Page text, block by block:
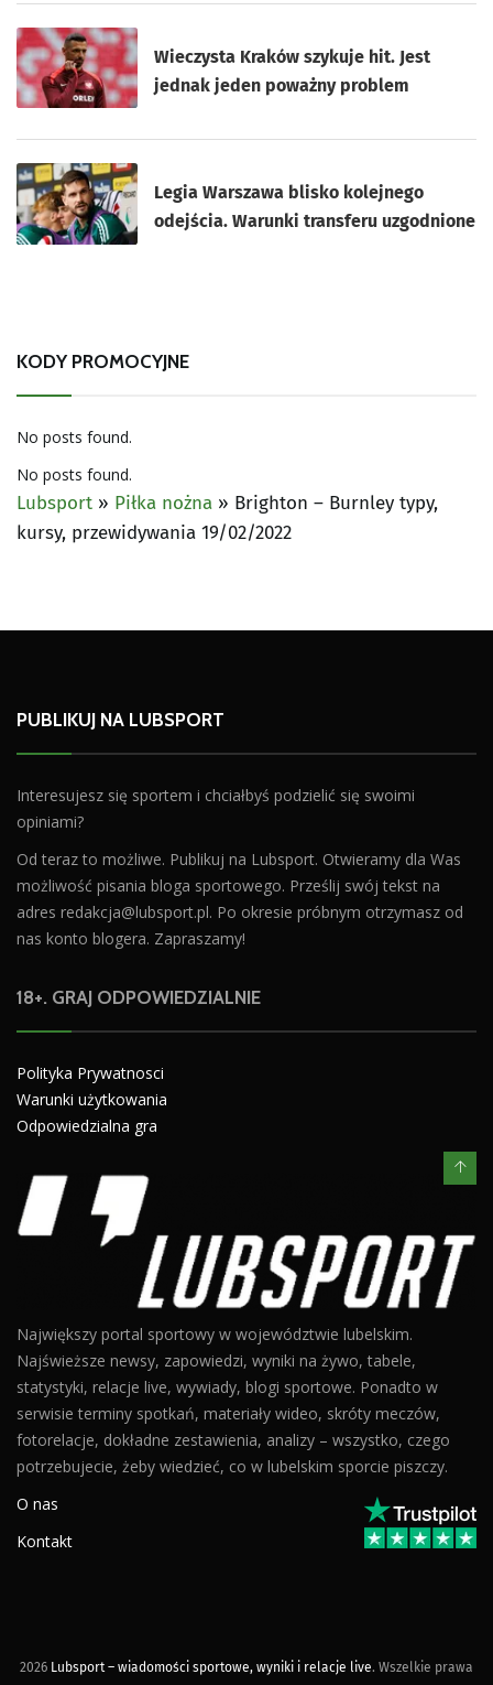
Wieczysta Kraków szykuje hit. Jest
jednak jeden poważny problem
Legia Warszawa blisko kolejnego
odejścia. Warunki transferu uzgodnione
KODY PROMOCYJNE
No posts found.
No posts found.
Lubsport » Piłka nożna » Brighton – Burnley typy,
kursy, przewidywania 19/02/2022
PUBLIKUJ NA LUBSPORT
Interesujesz się sportem i chciałbyś podzielić się swoimi
opiniami?
Od teraz to możliwe. Publikuj na Lubsport. Otwieramy dla Was
możliwość pisania bloga sportowego. Prześlij swój tekst na
adres redakcja@lubsport.pl. Po okresie próbnym otrzymasz od
nas konto blogera. Zapraszamy!
18+. GRAJ ODPOWIEDZIALNIE
Polityka Prywatnosci
Warunki użytkowania
Odpowiedzialna gra
Największy portal sportowy w województwie lubelskim.
Najświeższe newsy, zapowiedzi, wyniki na żywo, tabele,
statystyki, relacje live, wywiady, blogi sportowe. Ponadto w
serwisie terminy spotkań, materiały wideo, skróty meczów,
fotorelacje, dokładne zestawienia, analizy – wszystko, czego
potrzebujecie, żeby wiedzieć, co w lubelskim sporcie piszczy.
O nas
Kontakt
2026 Lubsport – wiadomości sportowe, wyniki i relacje live. Wszelkie prawa